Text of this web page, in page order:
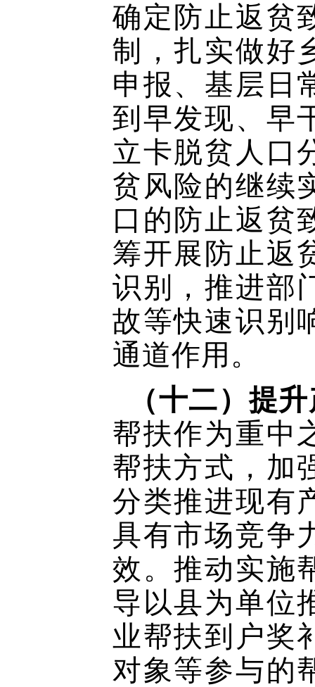
确定防止返贫
制，扎实做好
申报、基层日
到早发现、早
立卡脱贫人口
贫风险的继续
口的防止返贫
筹开展防止返
识别，推进部
故等快速识别
通道作用。
（十二）提
帮扶作为重中
帮扶方式，加
分类推进现有
具有市场竞争
效。推动实施
导以县为单位
业帮扶到户奖
对象等参与的